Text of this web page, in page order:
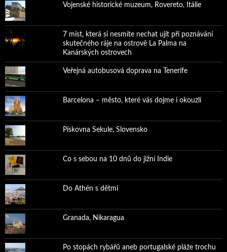
Vojenské historické muzeum, Rovereto, Itálie
7 míst, která si nesmíte nechat ujít při poznávání
skutečného ráje na ostrově La Palma na
Kanárských ostrovech
Veřejná autobusová doprava na Tenerife
Barcelona – město, které vás dojme i okouzlí
Pískovna Sekule, Slovensko
Co s sebou na 10 dnů do jižní Indie
Do Athén s dětmi
Granada, Nikaragua
Po stopách rybářů aneb portugalské pláže trochu